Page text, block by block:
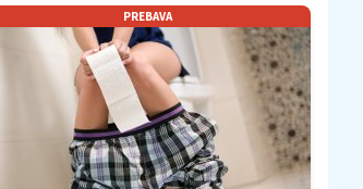
PREBAVA